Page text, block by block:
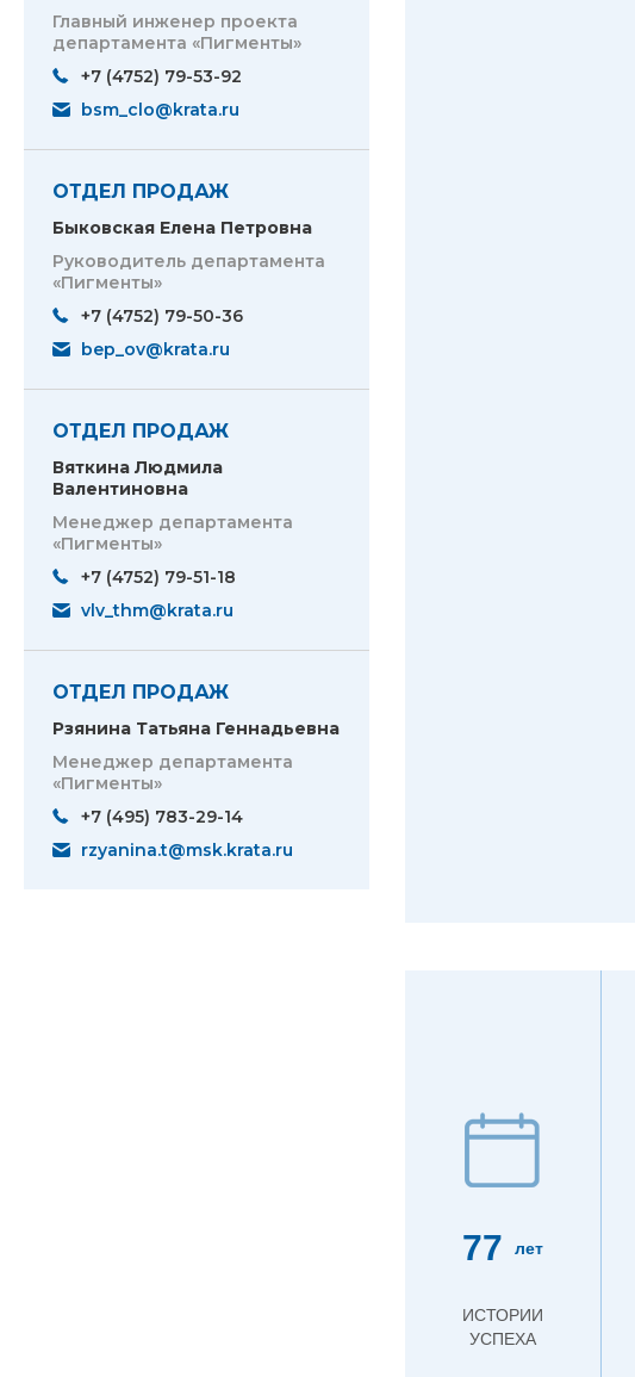
Главный инженер проекта
департамента «Пигменты»
+7 (4752) 79-53-92
bsm_clo@krata.ru
ОТДЕЛ ПРОДАЖ
Быковская Елена Петровна
Руководитель департамента
«Пигменты»
+7 (4752) 79-50-36
bep_ov@krata.ru
ОТДЕЛ ПРОДАЖ
Вяткина Людмила
Валентиновна
Менеджер департамента
«Пигменты»
+7 (4752) 79-51-18
vlv_thm@krata.ru
ОТДЕЛ ПРОДАЖ
Рзянина Татьяна Геннадьевна
Менеджер департамента
«Пигменты»
+7 (495) 783-29-14
rzyanina.t@msk.krata.ru
77 лет
ИСТОРИИ
УСПЕХА